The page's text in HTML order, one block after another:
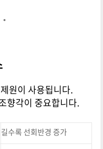
원이 사용됩니다.
향각이 중요합니다.
길수록 선회반경 증가